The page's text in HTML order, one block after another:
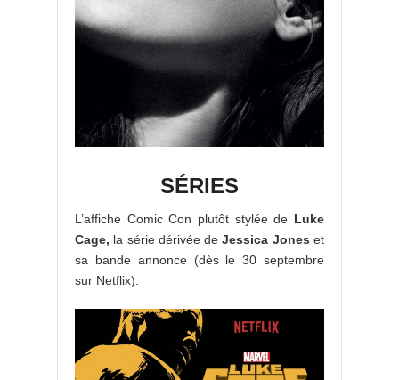
SÉRIES
L’affiche Comic Con plutôt stylée de Luke
Cage, la série dérivée deJessica Jones et
sa bande annonce (dès le 30 septembre
sur Netflix).